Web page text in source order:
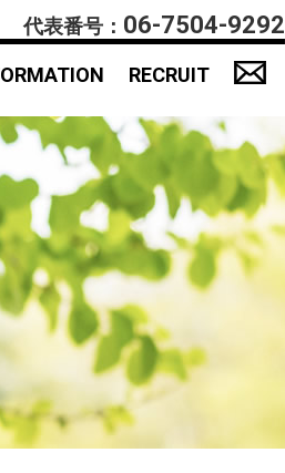
代表番号： 06-7504-9292
RECRUIT